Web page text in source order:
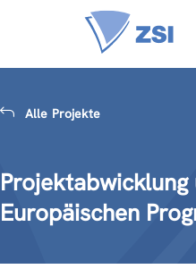
Alle Projekte
Europäischen